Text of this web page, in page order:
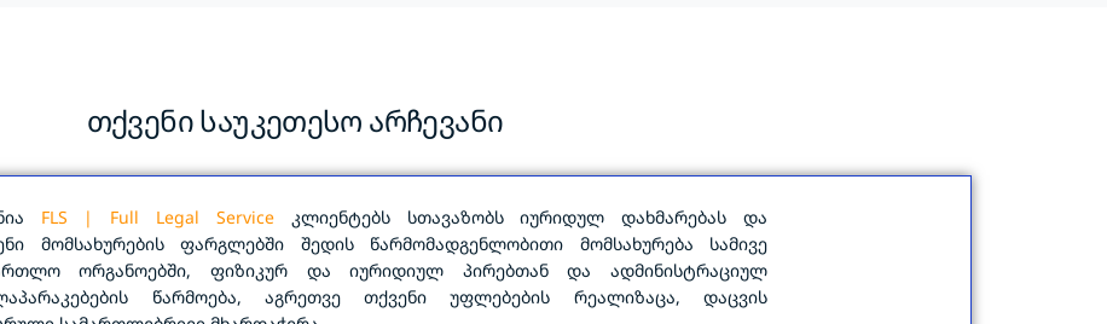
თქვენი საუკეთესო არჩევანი
FLS | Full Legal Serviceკლიენტებს სთავაზობს იურიდულ დახმარებას და
მომსახურების ფარგლებში შედის წარმომადგენლობითი მომსახურება სამივე
ორგანოებში, ფიზიკურ და იურიდიულ პირებთან და ადმინისტრაციულ
წარმოება, აგრეთვე თქვენი უფლებების რეალიზაცა, დაცვის